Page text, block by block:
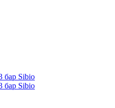
бар Sibio
бар Sibio